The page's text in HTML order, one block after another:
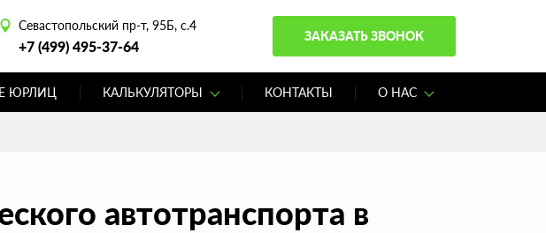
Севастопольский пр-т, 95Б, с.4
+7 (499) 495-37-64
ЗАКАЗАТЬ ЗВОНОК
ЮРЛИЦ КАЛЬКУЛЯТОРЫ КОНТАКТЫ О НАС
автотранспорта в